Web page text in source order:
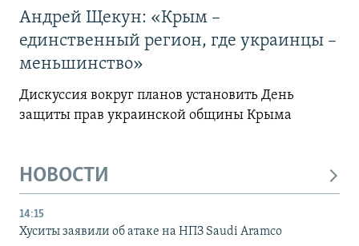
Андрей Щекун: «Крым –
единственный регион, где украинцы –
меньшинство»
Дискуссия вокруг планов установить День
защиты прав украинской общины Крыма
НОВОСТИ
14:15
Хуситы заявили об атаке на НПЗ Saudi Aramco